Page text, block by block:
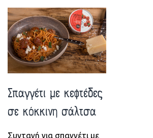
Σπαγγέτι με κεφτέδες
σε κόκκινη σάλτσα
Συνταγή για σπαγγέτι με